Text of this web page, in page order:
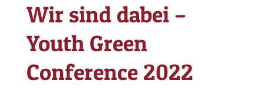
Wir sind dabei –
Youth Green
Conference 2022